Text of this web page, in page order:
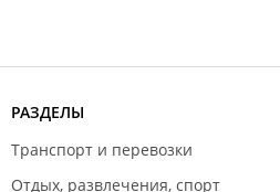
РАЗДЕЛЫ
Транспорт и перевозки
Отдых, развлечения, спорт